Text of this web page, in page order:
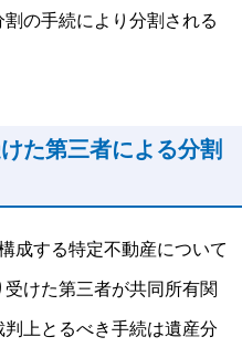
の手続により分割される
た第三者による分割
成する特定不動産について
けた第三者が共同所有関
上とるべき手続は遺産分